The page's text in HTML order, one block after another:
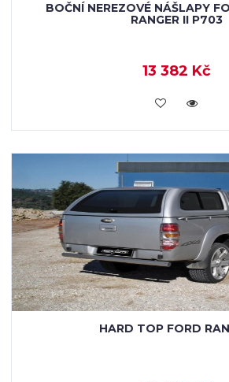
BOČNÍ NEREZOVÉ NÁŠLAPY
RANGER II P703
13 382 Kč
KOUPIT
HARD TOP FORD